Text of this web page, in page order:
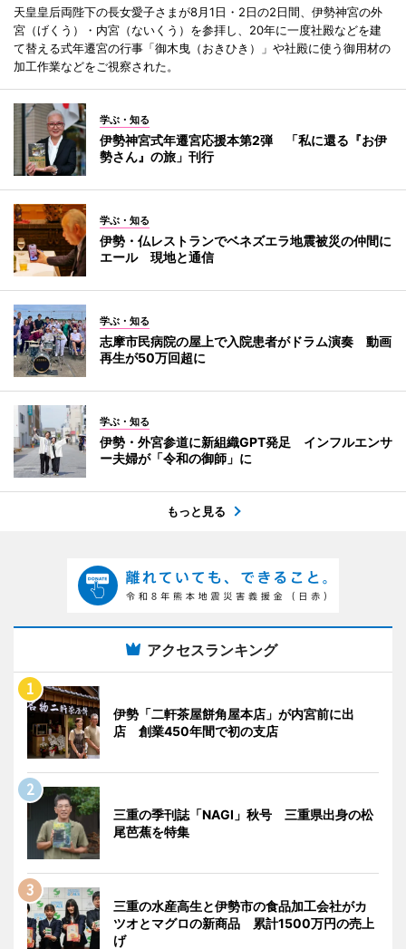
天皇皇后両陛下の長女愛子さまが8月1日・2日の2日間、伊勢神宮の外
宮（げくう）・内宮（ないくう）を参拝し、20年に一度社殿などを建
て替える式年遷宮の行事「御木曳（おきひき）」や社殿に使う御用材の
加工作業などをご視察された。
学ぶ・知る
伊勢神宮式年遷宮応援本第2弾 「私に還る『お伊
勢さん』の旅」刊行
学ぶ・知る
伊勢・仏レストランでベネズエラ地震被災の仲間に
エール 現地と通信
学ぶ・知る
志摩市民病院の屋上で入院患者がドラム演奏 動画
再生が50万回超に
学ぶ・知る
伊勢・外宮参道に新組織GPT発足 インフルエンサ
ー夫婦が「令和の御師」に
もっと見る
アクセスランキング
伊勢「二軒茶屋餅角屋本店」が内宮前に出
店 創業450年間で初の支店
三重の季刊誌「NAGI」秋号 三重県出身の松
尾芭蕉を特集
三重の水産高生と伊勢市の食品加工会社がカ
ツオとマグロの新商品 累計1500万円の売上
げ